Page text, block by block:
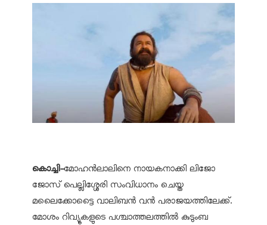
കൊച്ചി-മോഹന്‍ലാലിനെ നായകനാക്കി ലിജോ
ജോസ് പെല്ലിശ്ശേരി സംവിധാനം ചെയ്ത
മലൈക്കോട്ടൈ വാലിബന്‍ വന്‍ പരാജയത്തിലേക്ക്.
മോശം റിവ്യൂകളുടെ പശ്ചാത്തലത്തില്‍ കുടുംബ